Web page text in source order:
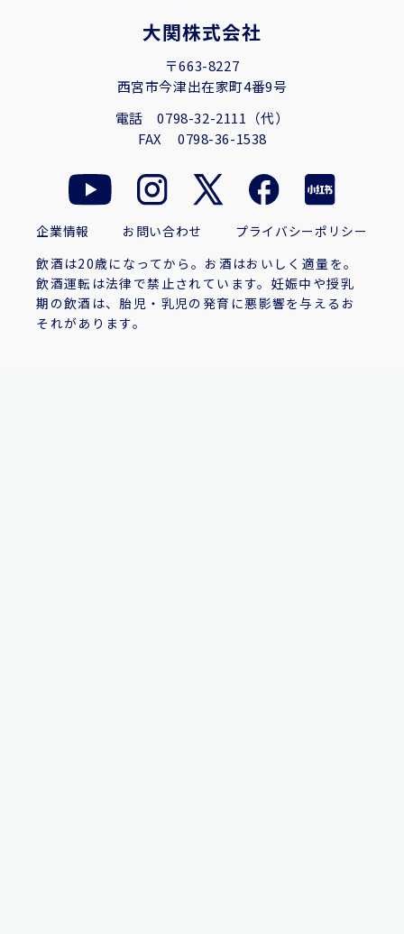
大関株式会社
〒663-8227
西宮市今津出在家町4番9号
電話0798-32-2111（代）
FAX 0798-36-1538
飲酒は20歳になってから。お酒はおいしく適量を。
飲酒運転は法律で禁止されています。妊娠中や授乳
期の飲酒は、胎児・乳児の発育に悪影響を与えるお
それがあります。
企業情報 お問い合わせ プライバシーポリシー